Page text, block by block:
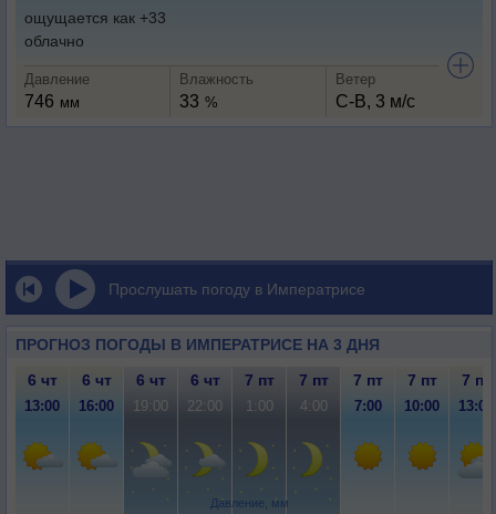
ощущается как +33
облачно
Давление
746 мм
Влажность
33 %
Ветер
С-В, 3 м/с
Прослушать погоду в Императрисе
ПРОГНОЗ ПОГОДЫ В ИМПЕРАТРИСЕ НА 3 ДНЯ
Давление, мм
6 чт 6 чт 6 чт 6 чт 7 пт 7 пт 7 пт 7 пт 7 пт
13:00 16:00 19:00 22:00 1:00 4:00 7:00 10:00 13:00